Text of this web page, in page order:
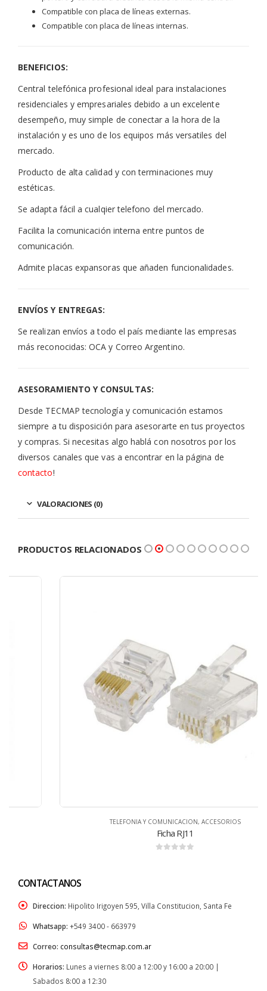
Compatible con placa de líneas externas.
Compatible con placa de líneas internas.
BENEFICIOS:
Central telefónica profesional ideal para instalaciones
residenciales y empresariales debido a un excelente
desempeño, muy simple de conectar a la hora de la
instalación y es uno de los equipos más versatiles del
mercado.
Producto de alta calidad y con terminaciones muy
estéticas.
Se adapta fácil a cualqier telefono del mercado.
Facilita la comunicación interna entre puntos de
comunicación.
Admite placas expansoras que añaden funcionalidades.
ENVÍOS Y ENTREGAS:
Se realizan envíos a todo el país mediante las empresas
más reconocidas: OCA y Correo Argentino.
ASESORAMIENTO Y CONSULTAS:
Desde TECMAP tecnología y comunicación estamos
siempre a tu disposición para asesorarte en tus proyectos
y compras. Si necesitas algo hablá con nosotros por los
diversos canales que vas a encontrar en la página de
contacto!
VALORACIONES (0)
PRODUCTOS RELACIONADOS
TELEFONIA Y COMUNICACION,ACCESORIOS
CONTACTANOS
Direccion: Hipolito Irigoyen 595, Villa Constitucion, Santa Fe
Whatsapp: +549 3400 - 663979
Correo: consultas@tecmap.com.ar
Horarios: Lunes a viernes 8:00 a 12:00 y 16:00 a 20:00 |
Sabados 8:00 a 12:30